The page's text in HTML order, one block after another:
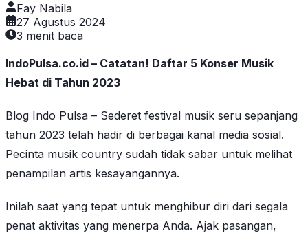
Fay Nabila
27 Agustus 2024
3 menit baca
IndoPulsa.co.id – Catatan! Daftar 5 Konser Musik
Hebat di Tahun 2023
Blog Indo Pulsa – Sederet festival musik seru sepanjang
tahun 2023 telah hadir di berbagai kanal media sosial.
Pecinta musik country sudah tidak sabar untuk melihat
penampilan artis kesayangannya.
Inilah saat yang tepat untuk menghibur diri dari segala
penat aktivitas yang menerpa Anda. Ajak pasangan,